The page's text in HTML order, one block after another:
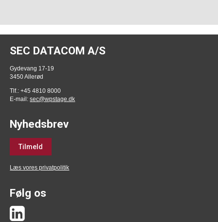
SEC DATACOM A/S
Gydevang 17-19
3450 Allerød
Tlf.: +45 4810 8000
E-mail:sec@wpstage.dk
Nyhedsbrev
Tilmeld
Læs vores privatpolitik
Følg os